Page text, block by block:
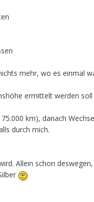
mehr, wo es einmal
ermittelt werden soll
km), danach
durch mich.
Allein schon